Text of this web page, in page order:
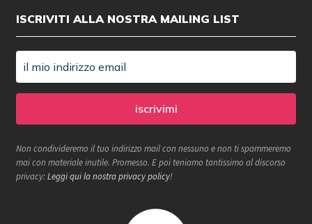
ISCRIVITI ALLA NOSTRA MAILING LIST
Non condivideremo il tuo indirizzo mail con nessuno e non ti spammeremo
mai con materiale inutile. Promesso. E poi teniamo tantissimo al discorso
privacy:Leggi qui la nostra privacy policy!